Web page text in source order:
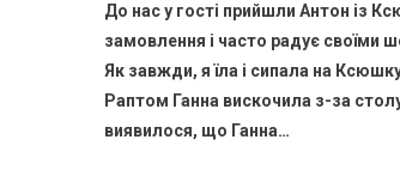
До нас у гості прийшли Антон із
замовлення і часто радує своїми
Як завжди, я їла і сипала на
Раптом Ганна вискочила з-за
виявилося, що Ганна…